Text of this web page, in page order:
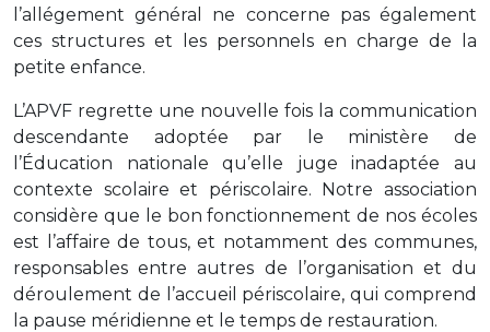
l’allégement général ne concerne pas également
ces structures et les personnels en charge de la
petite enfance.
L’APVF regrette une nouvelle fois la communication
descendante adoptée par le ministère de
l’Éducation nationale qu’elle juge inadaptée au
contexte scolaire et périscolaire. Notre association
considère que le bon fonctionnement de nos écoles
est l’affaire de tous, et notamment des communes,
responsables entre autres de l’organisation et du
déroulement de l’accueil périscolaire, qui comprend
la pause méridienne et le temps de restauration.